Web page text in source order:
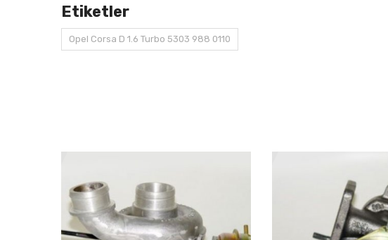
Etiketler
Opel Corsa D 1.6 Turbo 5303 988 0110